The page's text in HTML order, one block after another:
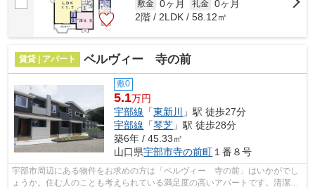
敷金 0ヶ月 礼金 0ヶ月
2階 / 2LDK / 58.12㎡
賃貸 | アパート ベルヴィー 寺の前
敷0
5.1万円
宇部線 「東新川
」駅 徒歩27分
宇部線 「琴芝 」駅 徒歩28分
築6年 / 45.33㎡
山口県宇部市寺の前町１番８号
宇部市周辺にある物件をお求めの方は「ベルヴィー 寺の前」はいかがでし
ょうか。住む人のことも考えられている満足度の高いアパートです。清潔感